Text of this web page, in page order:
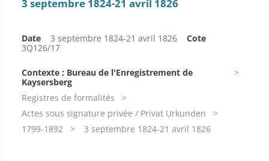
3 septembre 1824-21 avril 1826
Date 3 septembre 1824-21 avril 1826 Cote
3Q126/17
Contexte : Bureau de l'Enregistrement de
Kaysersberg
Registres de formalités
Actes sous signature privée / Privat Urkunden
1799-1892
3 septembre 1824-21 avril 1826